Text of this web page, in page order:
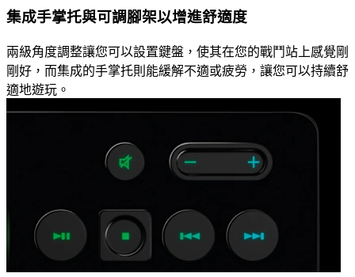
集成手掌托與可調腳架以增進舒適度
兩級角度調整讓您可以設置鍵盤，使其在您的戰鬥站上感覺剛
剛好，而集成的手掌托則能緩解不適或疲勞，讓您可以持續舒
適地遊玩。